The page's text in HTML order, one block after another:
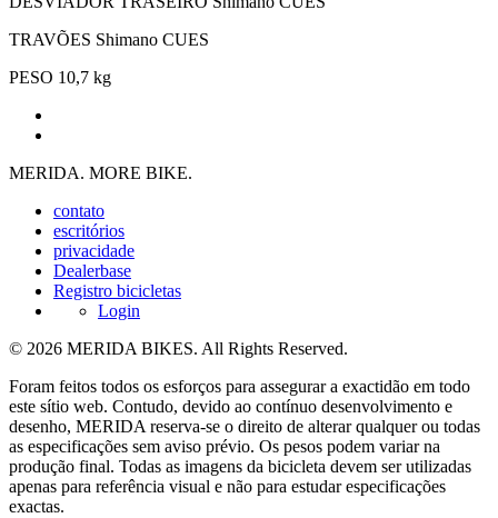
TRAVÕES Shimano CUES
PESO 10,7 kg
MERIDA. MORE BIKE.
contato
escritórios
privacidade
Dealerbase
Registro bicicletas
Login
© 2026 MERIDA BIKES. All Rights Reserved.
Foram feitos todos os esforços para assegurar a exactidão em todo
este sítio web. Contudo, devido ao contínuo desenvolvimento e
desenho, MERIDA reserva-se o direito de alterar qualquer ou todas
as especificações sem aviso prévio. Os pesos podem variar na
produção final. Todas as imagens da bicicleta devem ser utilizadas
apenas para referência visual e não para estudar especificações
exactas.